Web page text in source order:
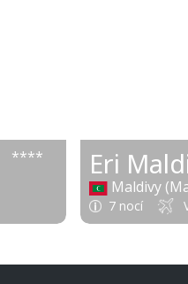
****
Eri
Maldivy
7 nocí